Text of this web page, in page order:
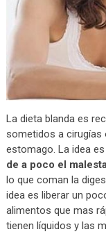
La dieta blanda es
sometidos a cirugías
estomago. La idea es
de a poco el
lo que coman la
idea es liberar un
alimentos que mas
tienen líquidos y las